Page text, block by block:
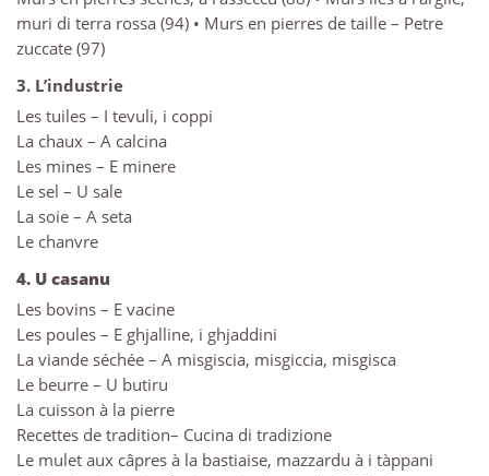
muri di terra rossa (94) • Murs en pierres de taille – Petre
zuccate (97)
3. L’industrie
Les tuiles – I tevuli, i coppi
La chaux – A calcina
Les mines – E minere
Le sel – U sale
La soie – A seta
Le chanvre
4. U casanu
Les bovins – E vacine
Les poules – E ghjalline, i ghjaddini
La viande séchée – A misgiscia, misgiccia, misgisca
Le beurre – U butiru
La cuisson à la pierre
Recettes de tradition– Cucina di tradizione
Le mulet aux câpres à la bastiaise, mazzardu à i tàppani